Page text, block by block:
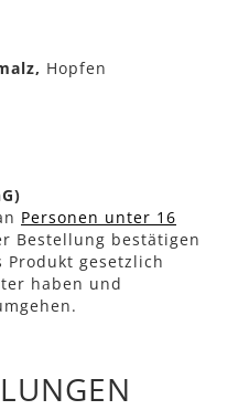
Hopfen
Personen unter 16
Bestellung bestätigen
Produkt gesetzlich
haben und